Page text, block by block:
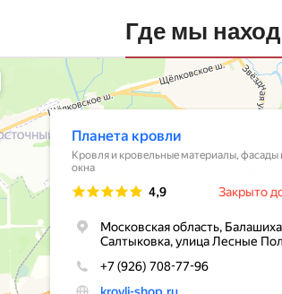
Где мы
материалы в Балашихе